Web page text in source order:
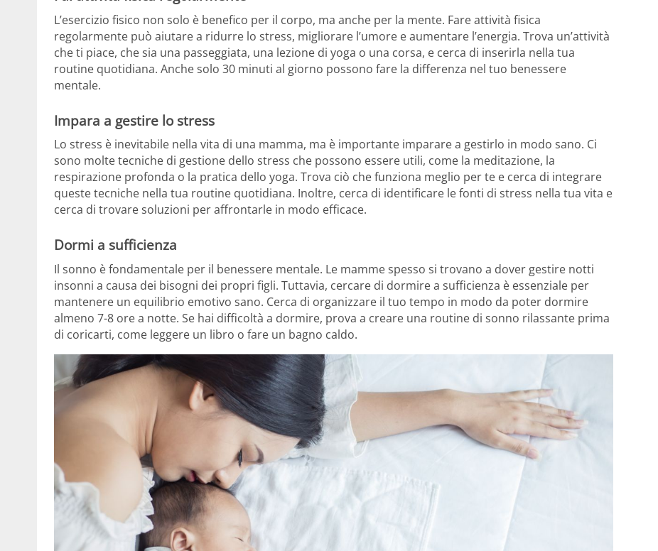
L’esercizio fisico non solo è benefico per il corpo, ma anche per la mente. Fare attività fisica
regolarmente può aiutare a ridurre lo stress, migliorare l’umore e aumentare l’energia. Trova un’attività
che ti piace, che sia una passeggiata, una lezione di yoga o una corsa, e cerca di inserirla nella tua
routine quotidiana. Anche solo 30 minuti al giorno possono fare la differenza nel tuo benessere
mentale.
Impara a gestire lo stress
Lo stress è inevitabile nella vita di una mamma, ma è importante imparare a gestirlo in modo sano. Ci
sono molte tecniche di gestione dello stress che possono essere utili, come la meditazione, la
respirazione profonda o la pratica dello yoga. Trova ciò che funziona meglio per te e cerca di integrare
queste tecniche nella tua routine quotidiana. Inoltre, cerca di identificare le fonti di stress nella tua vita e
cerca di trovare soluzioni per affrontarle in modo efficace.
Dormi a sufficienza
Il sonno è fondamentale per il benessere mentale. Le mamme spesso si trovano a dover gestire notti
insonni a causa dei bisogni dei propri figli. Tuttavia, cercare di dormire a sufficienza è essenziale per
mantenere un equilibrio emotivo sano. Cerca di organizzare il tuo tempo in modo da poter dormire
almeno 7-8 ore a notte. Se hai difficoltà a dormire, prova a creare una routine di sonno rilassante prima
di coricarti, come leggere un libro o fare un bagno caldo.